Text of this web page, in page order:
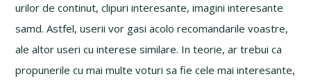
urilor de continut, clipuri interesante, imagini interesante
samd. Astfel, userii vor gasi acolo recomandarile voastre,
ale altor useri cu interese similare. In teorie, ar trebui ca
propunerile cu mai multe voturi sa fie cele mai interesante,